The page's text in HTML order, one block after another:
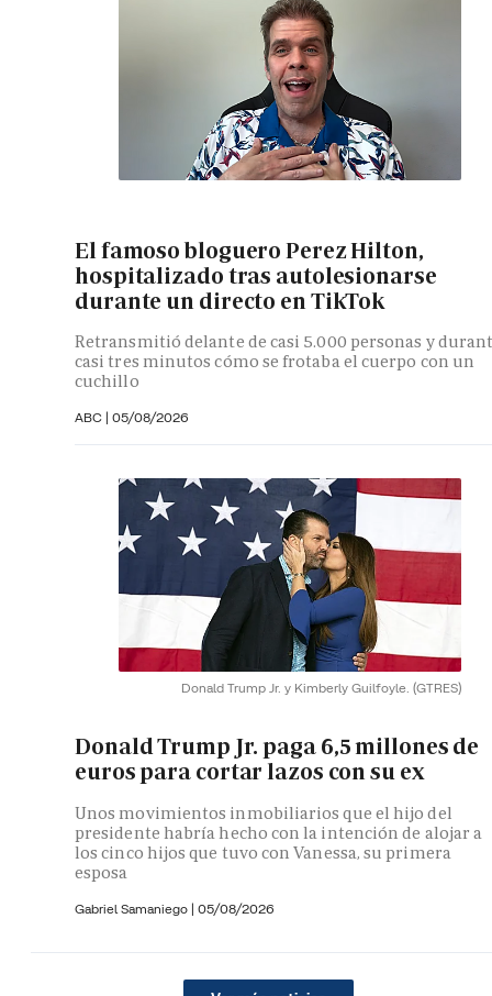
El famoso bloguero Perez Hilton,
hospitalizado tras autolesionarse
durante un directo en TikTok
Retransmitió delante de casi 5.000 personas y
casi tres minutos cómo se frotaba el cuerpo con un
cuchillo
ABC | 05/08/2026
Donald Trump Jr. y Kimberly Guilfoyle. (GTRES)
Donald Trump Jr. paga 6,5 millones de
euros para cortar lazos con su ex
Unos movimientos inmobiliarios que el hijo del
presidente habría hecho con la intención de alojar a
los cinco hijos que tuvo con Vanessa, su primera
esposa
Gabriel Samaniego | 05/08/2026